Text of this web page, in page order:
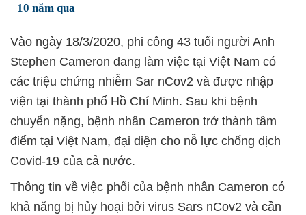
10 năm qua
Vào ngày 18/3/2020, phi công 43 tuổi người Anh
Stephen Cameron đang làm việc tại Việt Nam có
các triệu chứng nhiễm Sar nCov2 và được nhập
viện tại thành phố Hồ Chí Minh. Sau khi bệnh
chuyển nặng, bệnh nhân Cameron trở thành tâm
điểm tại Việt Nam, đại diện cho nỗ lực chống dịch
Covid-19 của cả nước.
Thông tin về việc phổi của bệnh nhân Cameron có
khả năng bị hủy hoại bởi virus Sars nCov2 và cần